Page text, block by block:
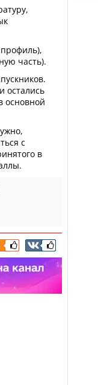
часть).
остались
основной
с
в